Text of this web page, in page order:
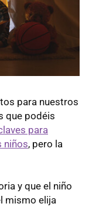
para nuestros
que podéis
para
niños, pero la
y que el niño
mismo elija